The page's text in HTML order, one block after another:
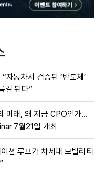
자동차서 검증된 ‘반도체’
길 된다”
미래, 왜 지금 CPO인가…
7월21일 개최
션 루프가 차세대 모빌리티